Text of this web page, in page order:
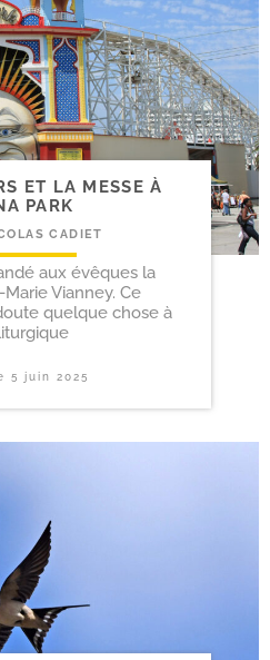
ET LA MESSE À
PARK
CADIET
aux évêques la
Vianney. Ce
quelque chose à
5 juin 2025